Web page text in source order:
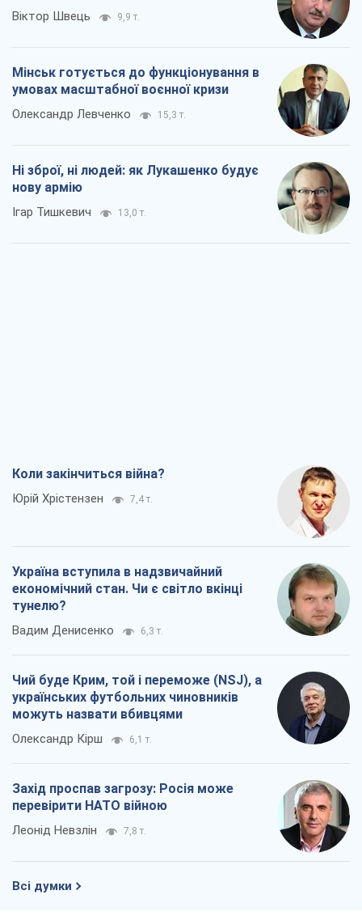
Віктор Швець 9,9 т.
Мінськ готується до функціонування в
умовах масштабної воєнної кризи
Олександр Левченко 15,3 т.
Ні зброї, ні людей: як Лукашенко будує
нову армію
Ігар Тишкевич 13,0 т.
Коли закінчиться війна?
Юрій Хрістензен 7,4 т.
Україна вступила в надзвичайний
економічний стан. Чи є світло вкінці
тунелю?
Вадим Денисенко 6,3 т.
Чий буде Крим, той і переможе (NSJ), а
українських футбольних чиновників
можуть назвати вбивцями
Олександр Кірш 6,1 т.
Захід проспав загрозу: Росія може
перевірити НАТО війною
Леонід Невзлін 7,8 т.
Всі думки